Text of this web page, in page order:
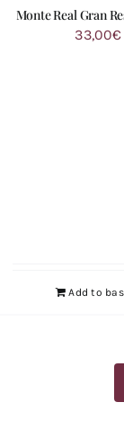
Monte Real Gran
33,00€
Add to